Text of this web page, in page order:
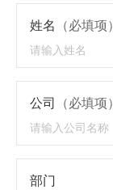
姓名 （必填项）
公司 （必填项）
部门